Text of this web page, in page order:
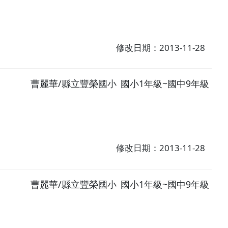
修改日期：2013-11-28
曹麗華/縣立豐榮國小 國小1年級~國中9年級
修改日期：2013-11-28
曹麗華/縣立豐榮國小 國小1年級~國中9年級